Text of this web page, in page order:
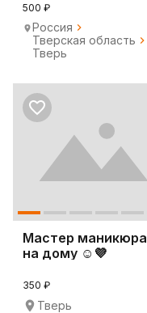
500 ₽
Россия
Тверская область
Тверь
Мастер маникюра
на дому ☺️💜
350 ₽
Тверь